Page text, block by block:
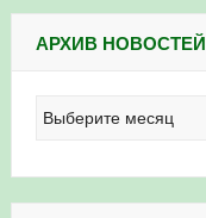
АРХИВ НОВОСТЕЙ
новостей